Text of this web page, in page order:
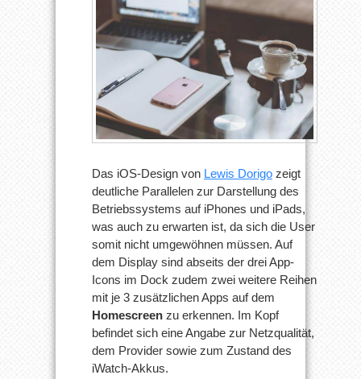
Das iOS-Design von Lewis Dorigo zeigt
deutliche Parallelen zur Darstellung des
Betriebssystems auf iPhones und iPads,
was auch zu erwarten ist, da sich die User
somit nicht umgewöhnen müssen. Auf
dem Display sind abseits der drei App-
Icons im Dock zudem zwei weitere Reihen
mit je 3 zusätzlichen Apps auf dem
Homescreen zu erkennen. Im Kopf
befindet sich eine Angabe zur Netzqualität,
dem Provider sowie zum Zustand des
iWatch-Akkus.